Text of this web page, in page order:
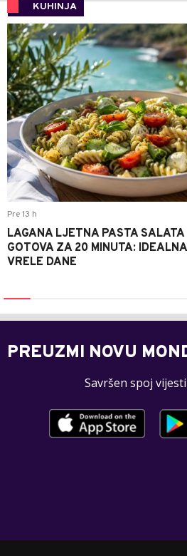
KUHINJA
Pre 13 h
LAGANA LJETNA PASTA SALATA
GOTOVA ZA 20 MINUTA:
VRELE DANE
PREUZMI NOVU
Savršen spoj